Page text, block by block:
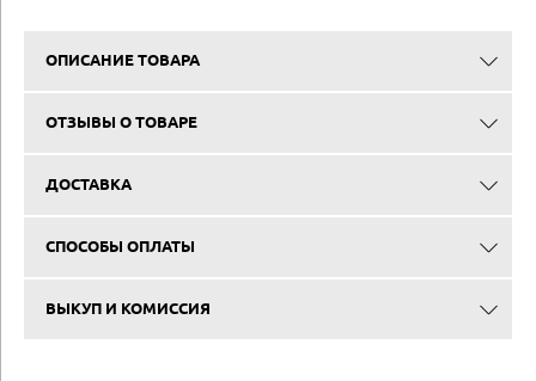
ОПИСАНИЕ ТОВАРА
ОТЗЫВЫ О ТОВАРЕ
ДОСТАВКА
СПОСОБЫ ОПЛАТЫ
ВЫКУП И КОМИССИЯ